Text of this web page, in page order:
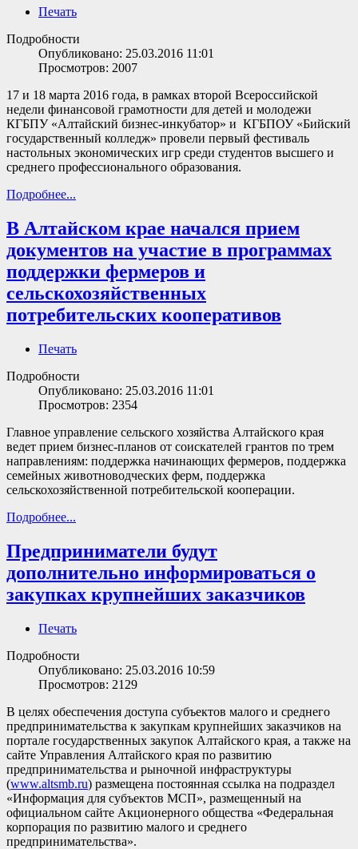
Печать
Подробности
Опубликовано: 25.03.2016 11:01
Просмотров: 2007
17 и 18 марта 2016 года, в рамках второй Всероссийской
недели финансовой грамотности для детей и молодежи
КГБПУ «Алтайский бизнес-инкубатор» и КГБПОУ «Бийский
государственный колледж» провели первый фестиваль
настольных экономических игр среди студентов высшего и
среднего профессионального образования.
Подробнее...
В Алтайском крае начался прием
документов на участие в программах
поддержки фермеров и
сельскохозяйственных
потребительских кооперативов
Печать
Подробности
Опубликовано: 25.03.2016 11:01
Просмотров: 2354
Главное управление сельского хозяйства Алтайского края
ведет прием бизнес-планов от соискателей грантов по трем
направлениям: поддержка начинающих фермеров, поддержка
семейных животноводческих ферм, поддержка
сельскохозяйственной потребительской кооперации.
Подробнее...
Предприниматели будут
дополнительно информироваться о
закупках крупнейших заказчиков
Печать
Подробности
Опубликовано: 25.03.2016 10:59
Просмотров: 2129
В целях обеспечения доступа субъектов малого и среднего
предпринимательства к закупкам крупнейших заказчиков на
портале государственных закупок Алтайского края, а также на
сайте Управления Алтайского края по развитию
предпринимательства и рыночной инфраструктуры
(www.altsmb.ru) размещена постоянная ссылка на подраздел
«Информация для субъектов МСП», размещенный на
официальном сайте Акционерного общества «Федеральная
корпорация по развитию малого и среднего
предпринимательства».